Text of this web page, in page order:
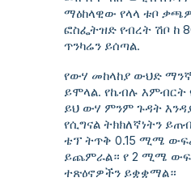
ማዕከላዊው የላላ ቱቦ
ፎስፌትዝድ የብረት ሽቦ ከ
ጥንካሬን ይሰጣል.
የውሃ መከላከያ ውህድ
ይሞላል. የኬብሉ
ይህ ውሃ ምንም ጉዳት
የሲግናል ትክክለኛነትን
ቴፕ ትጥቅ 0.15 ሚሜ
ይጨምራል። የ 2 ሚሜ
ተጽዕኖዎችን ይቋቋማል።